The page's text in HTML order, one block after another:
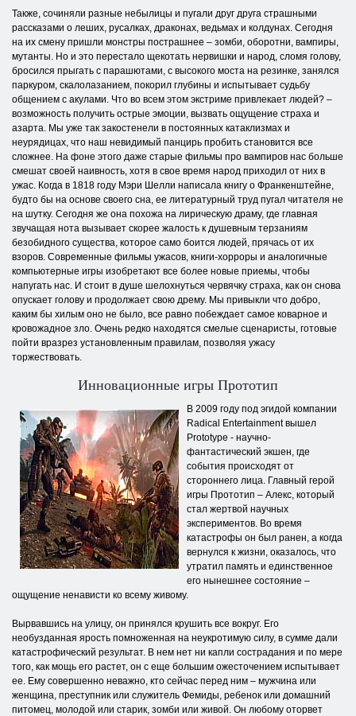
Также, сочиняли разные небылицы и пугали друг друга страшными
рассказами о леших, русалках, драконах, ведьмах и колдунах. Сегодня
на их смену пришли монстры пострашнее – зомби, оборотни, вампиры,
мутанты. Но и это перестало щекотать нервишки и народ, сломя голову,
бросился прыгать с парашютами, с высокого моста на резинке, занялся
паркуром, скалолазанием, покорил глубины и испытывает судьбу
общением с акулами. Что во всем этом экстриме привлекает людей? –
возможность получить острые эмоции, вызвать ощущение страха и
азарта. Мы уже так закостенели в постоянных катаклизмах и
неурядицах, что наш невидимый панцирь пробить становится все
сложнее. На фоне этого даже старые фильмы про вампиров нас больше
смешат своей наивность, хотя в свое время народ приходил от них в
ужас. Когда в 1818 году Мэри Шелли написала книгу о Франкенштейне,
будто бы на основе своего сна, ее литературный труд пугал читателя не
на шутку. Сегодня же она похожа на лирическую драму, где главная
звучащая нота вызывает скорее жалость к душевным терзаниям
безобидного существа, которое само боится людей, прячась от их
взоров. Современные фильмы ужасов, книги-хорроры и аналогичные
компьютерные игры изобретают все более новые приемы, чтобы
напугать нас. И стоит в душе шелохнуться червячку страха, как он снова
опускает голову и продолжает свою дрему. Мы привыкли что добро,
каким бы хилым оно не было, все равно побеждает самое коварное и
кровожадное зло. Очень редко находятся смелые сценаристы, готовые
пойти вразрез установленным правилам, позволяя ужасу
торжествовать.
Инновационные игры Прототип
В 2009 году под эгидой компании
Radical Entertainment вышел
Prototype - научно-
фантастический экшен, где
события происходят от
стороннего лица. Главный герой
игры Прототип – Алекс, который
стал жертвой научных
экспериментов. Во время
катастрофы он был ранен, а когда
вернулся к жизни, оказалось, что
утратил память и единственное
его нынешнее состояние –
ощущение ненависти ко всему живому.
Вырвавшись на улицу, он принялся крушить все вокруг. Его
необузданная ярость помноженная на неукротимую силу, в сумме дали
катастрофический результат. В нем нет ни капли сострадания и по мере
того, как мощь его растет, он с еще большим ожесточением испытывает
ее. Ему совершенно неважно, кто сейчас перед ним – мужчина или
женщина, преступник или служитель Фемиды, ребенок или домашний
питомец, молодой или старик, зомби или живой. Он любому оторвет